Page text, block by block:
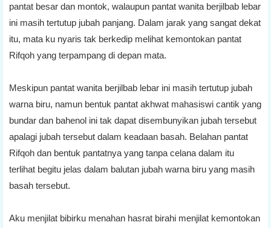
pantat besar dan montok, walaupun pantat wanita berjilbab lebar
ini masih tertutup jubah panjang. Dalam jarak yang sangat dekat
itu, mata ku nyaris tak berkedip melihat kemontokan pantat
Rifqoh yang terpampang di depan mata.
Meskipun pantat wanita berjilbab lebar ini masih tertutup jubah
warna biru, namun bentuk pantat akhwat mahasiswi cantik yang
bundar dan bahenol ini tak dapat disembunyikan jubah tersebut
apalagi jubah tersebut dalam keadaan basah. Belahan pantat
Rifqoh dan bentuk pantatnya yang tanpa celana dalam itu
terlihat begitu jelas dalam balutan jubah warna biru yang masih
basah tersebut.
Aku menjilat bibirku menahan hasrat birahi menjilat kemontokan